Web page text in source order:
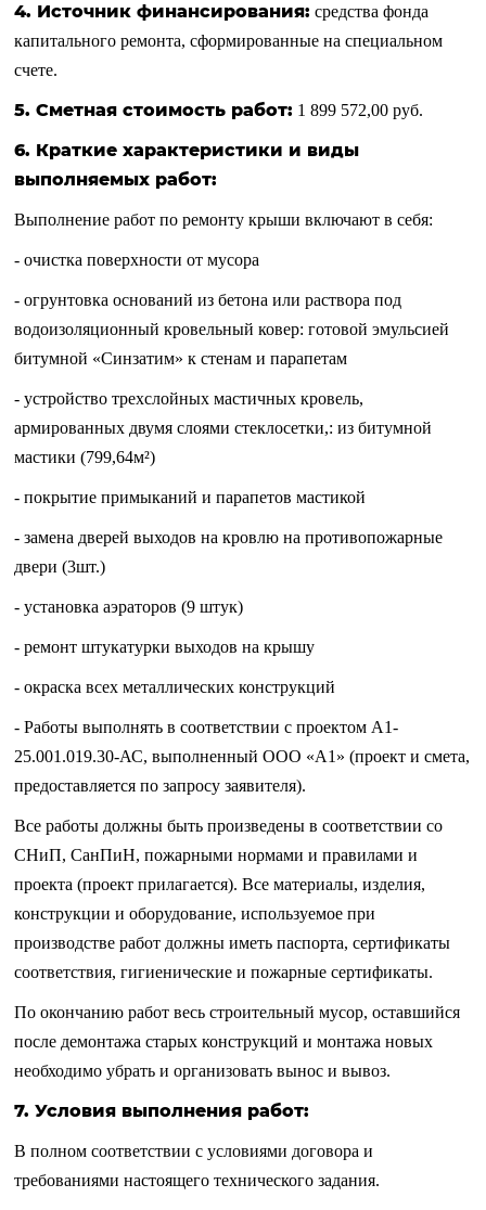
4. Источник финансирования: средства фонда
капитального ремонта, сформированные на специальном
счете.
5. Сметная стоимость работ: 1 899 572,00 руб.
6. Краткие характеристики и виды
выполняемых работ:
Выполнение работ по ремонту крыши включают в себя:
- очистка поверхности от мусора
- огрунтовка оснований из бетона или раствора под
водоизоляционный кровельный ковер: готовой эмульсией
битумной «Синзатим» к стенам и парапетам
- устройство трехслойных мастичных кровель,
армированных двумя слоями стеклосетки,: из битумной
мастики (799,64м²)
- покрытие примыканий и парапетов мастикой
- замена дверей выходов на кровлю на противопожарные
двери (3шт.)
- установка аэраторов (9 штук)
- ремонт штукатурки выходов на крышу
- окраска всех металлических конструкций
- Работы выполнять в соответствии с проектом А1-
25.001.019.30-АС, выполненный ООО «А1» (проект и смета,
предоставляется по запросу заявителя).
Все работы должны быть произведены в соответствии со
СНиП, СанПиН, пожарными нормами и правилами и
проекта (проект прилагается). Все материалы, изделия,
конструкции и оборудование, используемое при
производстве работ должны иметь паспорта, сертификаты
соответствия, гигиенические и пожарные сертификаты.
По окончанию работ весь строительный мусор, оставшийся
после демонтажа старых конструкций и монтажа новых
необходимо убрать и организовать вынос и вывоз.
7. Условия выполнения работ:
В полном соответствии с условиями договора и
требованиями настоящего технического задания.